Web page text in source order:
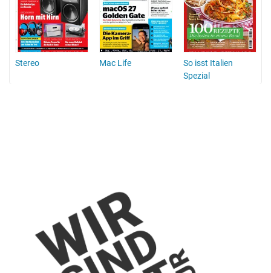
Stereo Mac Life
So isst Italien
Spezial